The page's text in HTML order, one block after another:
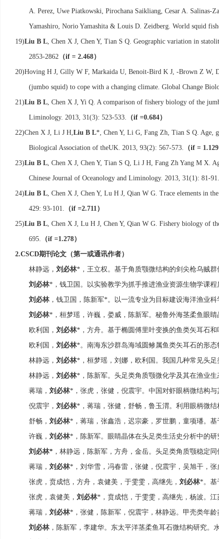
A. Perez, Uwe Piatkowski, Pirochana Saikliang, Cesar A. Salinas-
Yamashiro, Norio Yamashita & Louis D. Zeidberg. World squid
19)Liu B L , Chen X J, Chen Y, Tian S Q. Geographic variation in
2853-2862 （if = 2.468）
20)Hoving H J, Gilly W F, Markaida U, Benoit-Bird K J, -Brown Z W,
(jumbo squid) to cope with a changing climate. Global Change
21)Liu B L , Chen X J, Yi Q. A comparison of fishery biology of the
Liminology. 2013, 31(3): 523-533. （if =0.684）
22)Chen X J, Li J H, Liu B L*, Chen Y, Li G, Fang Zh, Tian S Q. Age,
Biological Association of theUK . 2013, 93(2): 567-573. （if = 1.129
23)Liu B L , Chen X J, Chen Y, Tian S Q, Li J H, Fang Zh Yang M X.
Chinese Journal of Oceanology and Liminology. 2013, 31(1): 81-91.
24)Liu B L , Chen X J, Chen Y, Lu H J, Qian W G. Trace elements in
429: 93-101. （if =2.711 ）
25)Liu B L , Chen X J, Lu H J, Chen Y, Qian W G. Fishery biology of
695. （if =1.278）
2.CSCD期刊论文（第一或通讯作者）
林静远， 刘必林* ，王立权。基于角质颚微结构的剑尖枪乌贼
刘必林* ，钱卫国。以实验教学为抓手推进渔业资源生物学课
刘必林，钱卫国，陈新军*。以一流专业为目标建设海洋渔业
刘必林* ，桓梦瑶，许巍，娄威，陈新军。秘鲁外海茎柔鱼眼
欧利国， 刘必林* ，方舟。基于椭圆傅里叶变换的鱼类矢耳石
欧利国， 刘必林*。南海东沙群岛海域圆鲹属鱼类矢耳石的形
林静远， 刘必林* ，桓梦瑶，刘娜，欧利国。我国几种常见头
林静远， 刘必林* ，陈新军。头足类角质颚微化学及其在渔业
蒋瑞， 刘必林* ，张虎，张健，倪震宇。中国对虾眼柄微结构
倪震宇， 刘必林* ，蒋瑞，张健，舒畅，鲁玉渭。利用眼柄微
舒畅， 刘必林* ，蒋瑞，张鑫浩，迟宗豪，罗世鹏，童项璠。
许巍， 刘必林* ，陈新军。眼睛晶体在头足类生活史分析中的
刘必林* ，林静远，陈新军，方舟，金岳。头足类角质颚稳定
蒋瑞， 刘必林* ，刘华雪，冯春雷，张健，倪震宇，吴旭干，
张虎，贲成恺，方舟，袁健美，于雯雯，高继先， 刘必林*。
张虎，袁健美， 刘必林* ，贲成恺，于雯雯，高继先，杨波。
蒋瑞， 刘必林* ，张健，陈新军，倪震宇，林静远。甲壳类年
刘必林，陈新军，李建华。东太平洋茎柔鱼耳石微结构研究。